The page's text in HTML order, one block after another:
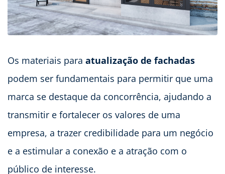
Os materiais para atualização de fachadas
podem ser fundamentais para permitir que uma
marca se destaque da concorrência, ajudando a
transmitir e fortalecer os valores de uma
empresa, a trazer credibilidade para um negócio
e a estimular a conexão e a atração com o
público de interesse.